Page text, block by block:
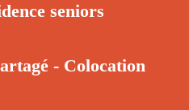
seniors
- Colocation